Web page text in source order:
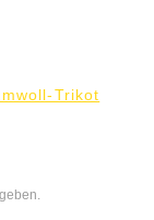
Trikot